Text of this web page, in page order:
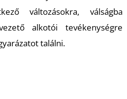
változásokra, válságba
alkotói tevékenységre
találni.